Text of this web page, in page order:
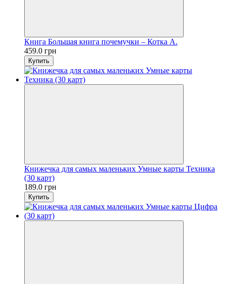
Книга Большая книга почемучки – Котка А.
459.0 грн
Купить
Книжечка для самых маленьких Умные карты Техника
(30 карт)
189.0 грн
Купить